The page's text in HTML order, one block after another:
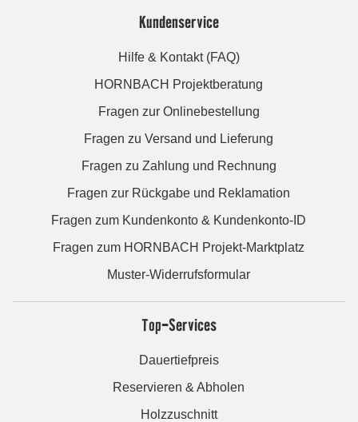
Kundenservice
Hilfe & Kontakt (FAQ)
HORNBACH Projektberatung
Fragen zur Onlinebestellung
Fragen zu Versand und Lieferung
Fragen zu Zahlung und Rechnung
Fragen zur Rückgabe und Reklamation
Fragen zum Kundenkonto & Kundenkonto-ID
Fragen zum HORNBACH Projekt-Marktplatz
Muster-Widerrufsformular
Top-Services
Dauertiefpreis
Reservieren & Abholen
Holzzuschnitt